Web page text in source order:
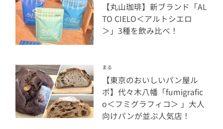
【丸山珈琲】新ブランド「AL
TO CIELO＜アルトシエロ
＞」3種を飲み比べ！
まる
【東京のおいしいパン屋ル
ポ】代々木八幡「fumigrafic
o＜フミグラフィコ＞ 」大人
向けパンが並ぶ人気店！